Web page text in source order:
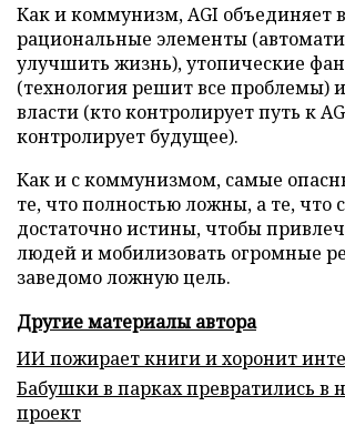
Как и коммунизм, AGI объединяет в
рациональные элементы
улучшить жизнь), утопические
(технология решит все проблемы)
власти (кто контролирует путь к
контролирует будущее).
Как и с коммунизмом, самые
те, что полностью ложны, а те, что
достаточно истины, чтобы
людей и мобилизовать огромные
заведомо ложную цель.
Другие материалы автора
ИИ пожирает книги и хоронит
Бабушки в парках превратились в
проект